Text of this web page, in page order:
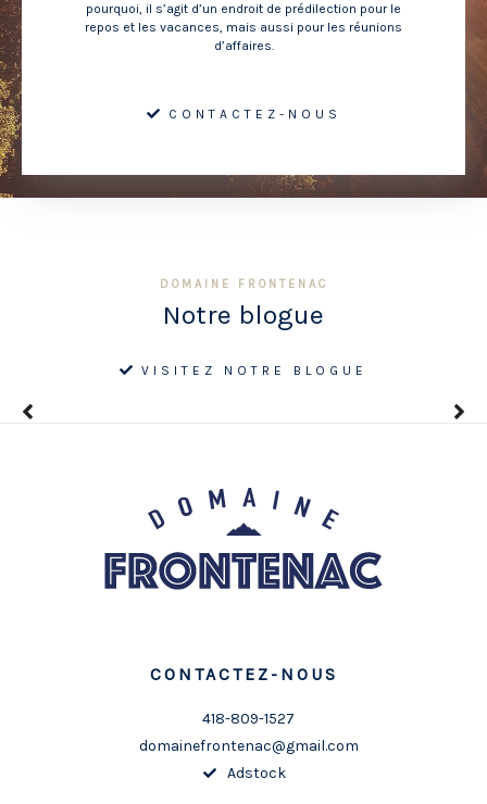
pourquoi, il s’agit d’un endroit de prédilection pour le
repos et les vacances, mais aussi pour les réunions
d’affaires.
CONTACTEZ-NOUS
DOMAINE FRONTENAC
Notre blogue
VISITEZ NOTRE BLOGUE
CONTACTEZ-NOUS
418-809-1527
domainefrontenac@gmail.com
Adstock